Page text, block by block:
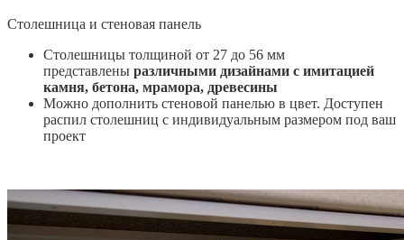
Столешница и стеновая панель
Столешницы толщиной от 27 до 56 мм
представлены различными дизайнами с имитацией
камня, бетона, мрамора, древесины
Можно дополнить стеновой панелью в цвет. Доступен
распил столешниц с индивидуальным размером под ваш
проект